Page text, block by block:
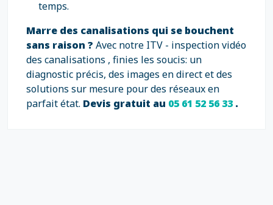
temps.
Marre des canalisations qui se bouchent
sans raison ? Avec notre ITV - inspection vidéo
des canalisations , finies les soucis: un
diagnostic précis, des images en direct et des
solutions sur mesure pour des réseaux en
parfait état. Devis gratuit au 05 61 52 56 33 .